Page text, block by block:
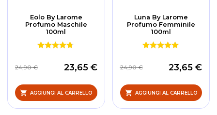
Eolo By Larome
Profumo Maschile
100ml
23,65 €
24,90 €
AGGIUNGI AL CARRELLO
Luna By Larome
Profumo Femminile
100ml
23,65 €
24,90 €
AGGIUNGI AL CARRELLO